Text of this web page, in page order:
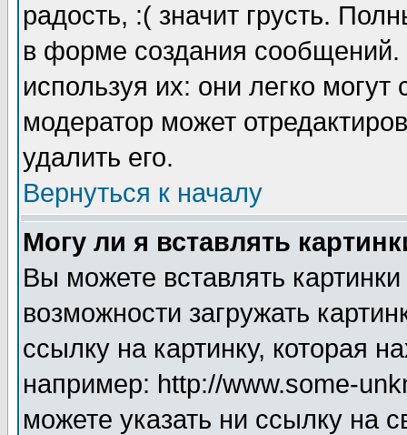
радость, :( значит грусть.
в форме создания сообщений.
используя их: они легко
модератор может
удалить его.
Вернуться к началу
Могу ли я вставлять
Вы можете вставлять
возможности загружать
ссылку на картинку, которая
например: http://www.some-
можете указать ни ссылку на